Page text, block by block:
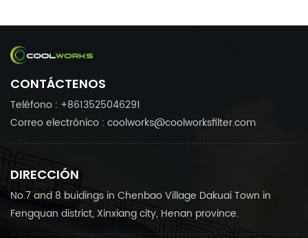
CONTÁCTENOS
Teléfono : +8613525046291
Correo electrónico : coolworks@coolworksfilter.com
DIRECCIÓN
No.7 and 8 buidings in Chenbao Village Dakuai Town in
Fengquan district, Xinxiang city, Henan province.